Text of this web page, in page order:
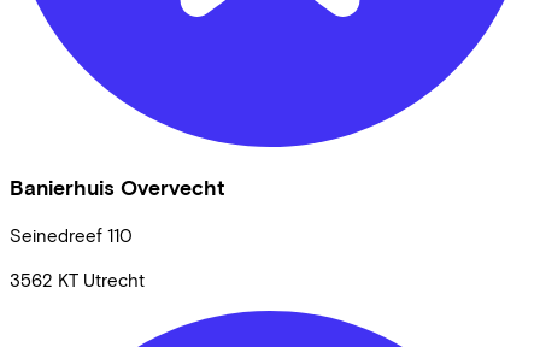
Banierhuis Overvecht
Seinedreef 110
3562 KT Utrecht